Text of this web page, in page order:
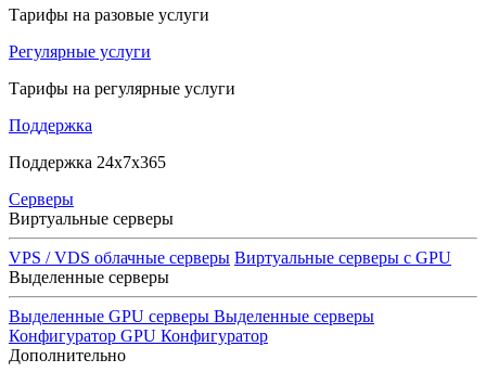
Тарифы на разовые услуги
Регулярные услуги
Тарифы на регулярные услуги
Поддержка
Поддержка 24x7x365
Серверы
Виртуальные серверы
VPS / VDS облачные серверы Виртуальные серверы с GPU
Выделенные серверы
Выделенные GPU серверы Выделенные серверы
Конфигуратор GPU Конфигуратор
Дополнительно